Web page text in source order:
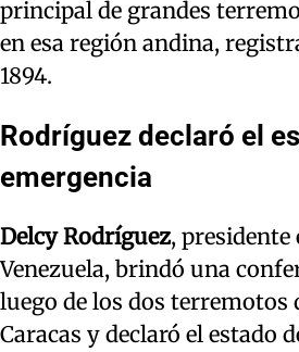
principal de grandes
en esa región andina,
1894.
Rodríguez declaró el
emergencia
Delcy Rodríguez, presidente
Venezuela, brindó una
luego de los dos terremotos
Caracas y declaró el estado